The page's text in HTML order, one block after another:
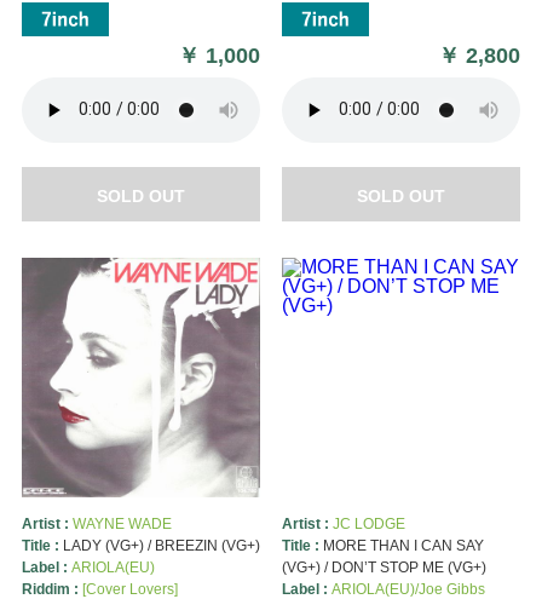
￥ 1,000
SOLD OUT
￥2,800
SOLD OUT
Artist : WAYNE WADE
Title : LADY (VG+) / BREEZIN (VG+)
Label : ARIOLA(EU)
Riddim : [Cover Lovers]
Artist : JC LODGE
Title : MORE THAN I CAN SAY
(VG+) / DON’T STOP ME (VG+)
Label : ARIOLA(EU)/Joe Gibbs